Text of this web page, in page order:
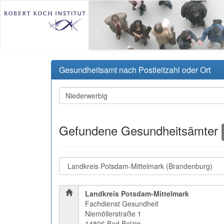
Gesundheitsamt nach Postleitzahl oder Ort
Gefundene Gesundheitsämter
Landkreis Potsdam-Mittelmark
Fachdienst Gesundheit
Niemöllerstraße 1